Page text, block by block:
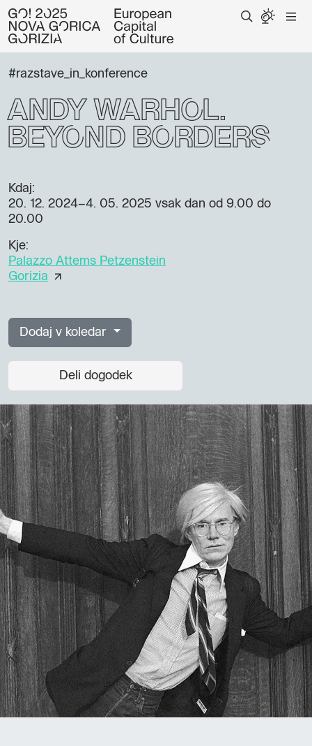
#razstave_in_konference
Andy Warhol.
Beyond Borders
Kdaj:
20. 12. 2024–4. 05. 2025 vsak dan od 9.00 do
20.00
Kje:
Palazzo Attems Petzenstein
Gorizia
Dodaj v koledar
Deli dogodek